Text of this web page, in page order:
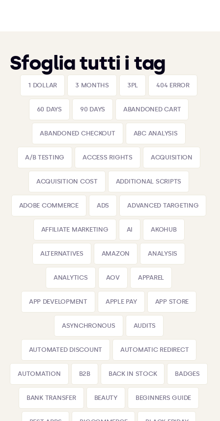
Sfoglia tutti i tag
1 DOLLAR 3 MONTHS 3PL 404 ERROR
60 DAYS 90 DAYS ABANDONED CART
ABANDONED CHECKOUT ABC ANALYSIS
A/B TESTING ACCESS RIGHTS ACQUISITION
ACQUISITION COST ADDITIONAL SCRIPTS
ADOBE COMMERCE ADS ADVANCED TARGETING
AFFILIATE MARKETING AI AKOHUB
ALTERNATIVES AMAZON ANALYSIS
ANALYTICS AOV APPAREL
APP DEVELOPMENT APPLE PAY APP STORE
ASYNCHRONOUS AUDITS
AUTOMATED DISCOUNT AUTOMATIC REDIRECT
AUTOMATION B2B BACK IN STOCK BADGES
BANK TRANSFER BEAUTY BEGINNERS GUIDE